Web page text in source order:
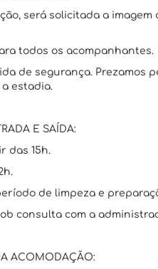
será solicitada a
todos os acompanhantes.
de segurança. Prezamos
estadia.
E SAÍDA:
das 15h.
de limpeza e
consulta com a
ACOMODAÇÃO: